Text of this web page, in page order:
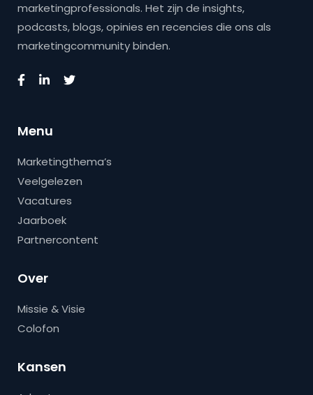
marketingprofessionals. Het zijn de insights,
podcasts, blogs, opinies en recencies die ons als
marketingcommunity binden.
Menu
Marketingthema’s
Veelgelezen
Vacatures
Jaarboek
Partnercontent
Over
Missie & Visie
Colofon
Kansen